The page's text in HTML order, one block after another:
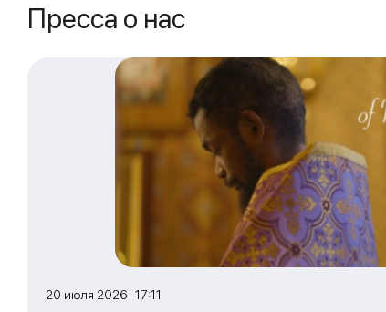
Пресса о нас
20 июля 2026 17:11